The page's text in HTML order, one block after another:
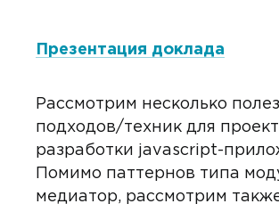
Презентация доклада
Рассмотрим несколько
подходов/техник для
разработки javascript-
Помимо паттернов типа
медиатор, рассмотрим